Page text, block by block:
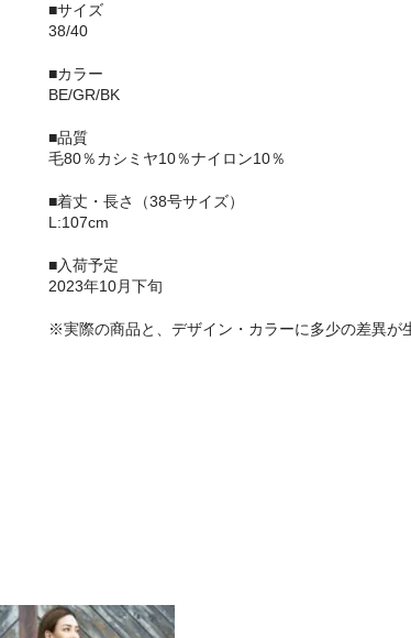
■サイズ
38/40
■カラー
BE/GR/BK
■品質
毛80％カシミヤ10％ナイロン10％
■着丈・長さ（38号サイズ）
L:107cm
■入荷予定
2023年10月下旬
※実際の商品と、デザイン・カラーに多少の差異が